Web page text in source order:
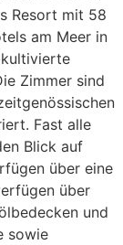
Resort mit 58
am Meer in
Zimmer sind
Fast alle
Blick auf
über eine
über
und
sowie